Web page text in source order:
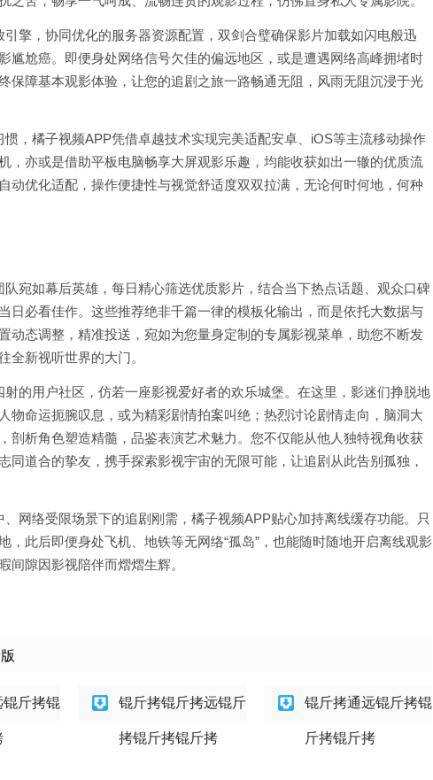
擎，协同优化的服务器资源配置，双剑合璧确保影片加载如闪电般迅
尴尬癌。即便身处网络信号欠佳的偏远地区，或是遭遇网络高峰拥堵时
保障基本观影体验，让您的追剧之旅一路畅通无阻，风雨无阻沉浸于光
，橘子视频APP凭借卓越技术实现完美适配安卓、iOS等主流移动操作
，亦或是借助平板电脑畅享大屏观影乐趣，均能收获如出一辙的优质流
动优化适配，操作便捷性与视觉舒适度双双拉满，无论何时何地，何种
宛如幕后英雄，每日精心筛选优质影片，结合当下热点话题、观众口碑
日必看佳作。这些推荐绝非千篇一律的模板化输出，而是依托大数据与
动态调整，精准投送，宛如为您量身定制的专属影视菜单，助您不断发
全新视听世界的大门。
的用户社区，仿若一座影视爱好者的欢乐城堡。在这里，影迷们挣脱地
物命运扼腕叹息，或为精彩剧情拍案叫绝；热烈讨论剧情走向，脑洞大
剖析角色塑造精髓，品鉴表演艺术魅力。您不仅能从他人独特视角收获
道合的挚友，携手探索影视宇宙的无限可能，让追剧从此告别孤独，
网络受限场景下的追剧刚需，橘子视频APP贴心加持离线缓存功能。只
此后即便身处飞机、地铁等无网络“孤岛”，也能随时随地开启离线观影
间隙因影视陪伴而熠熠生辉。
锟斤拷锟 锟斤拷锟斤拷远锟斤
拷锟斤拷锟斤拷
锟斤拷通远锟斤拷锟
斤拷锟斤拷